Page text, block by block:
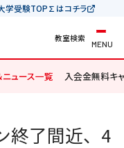
学受験TOP∑はコチラ
教室検索
MENU
ニュース一覧 入会金無料キ
終了間近、4